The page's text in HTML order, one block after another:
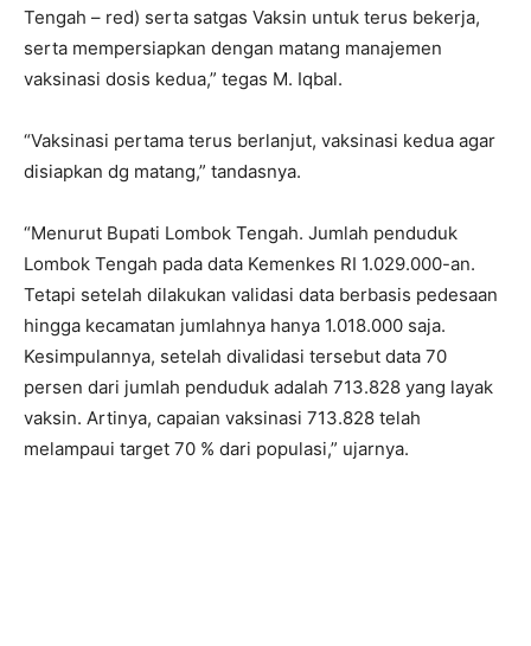
Tengah – red) serta satgas Vaksin untuk terus bekerja,
serta mempersiapkan dengan matang manajemen
vaksinasi dosis kedua,” tegas M. Iqbal.
“Vaksinasi pertama terus berlanjut, vaksinasi kedua agar
disiapkan dg matang,” tandasnya.
“Menurut Bupati Lombok Tengah. Jumlah penduduk
Lombok Tengah pada data Kemenkes RI 1.029.000-an.
Tetapi setelah dilakukan validasi data berbasis pedesaan
hingga kecamatan jumlahnya hanya 1.018.000 saja.
Kesimpulannya, setelah divalidasi tersebut data 70
persen dari jumlah penduduk adalah 713.828 yang layak
vaksin. Artinya, capaian vaksinasi 713.828 telah
melampaui target 70 % dari populasi,” ujarnya.